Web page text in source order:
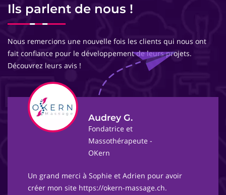
Ils parlent de nous !
Nous remercions une nouvelle fois les clients qui nous ont
fait confiance pour le développement de leurs projets.
Découvrez leurs avis !
Audrey G.
Fondatrice et
Massothérapeute -
OKern
Un grand merci à Sophie et Adrien pour avoir
créer mon site https://okern-massage.ch.